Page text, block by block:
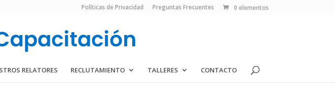
Políticas de Privacidad Preguntas Frecuentes 0 elementos
RELATORES RECLUTAMIENTO TALLERES CONTACTO